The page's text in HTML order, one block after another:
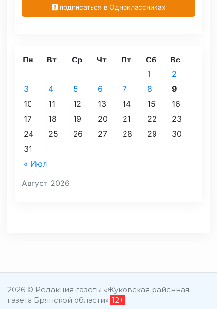
подписаться в Одноклассниках
Август 2026
Пн Вт Ср Чт Пт Сб Вс
« Июл
1
2
3
4 5 6 7 8
9
10
11 12 13 14 15
16
17
18 19 20 21 22
23
24
25 26 27 28 29
30
31
2026 © Редакция газеты «Жуковская районная
газета Брянской области» 12+